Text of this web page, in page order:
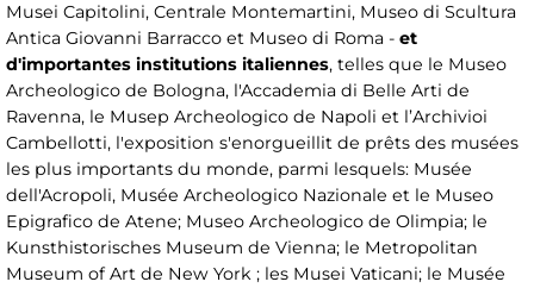
Musei Capitolini, Centrale Montemartini, Museo di Scultura
Antica Giovanni Barracco et Museo di Roma - et
d'importantes institutions italiennes, telles que le Museo
Archeologico de Bologna, l'Accademia di Belle Arti de
Ravenna, le Musep Archeologico de Napoli et l’Archivioi
Cambellotti, l'exposition s'enorgueillit de prêts des musées
les plus importants du monde, parmi lesquels: Musée
dell'Acropoli, Musée Archeologico Nazionale et le Museo
Epigrafico de Atene; Museo Archeologico de Olimpia; le
Kunsthistorisches Museum de Vienna; le Metropolitan
Museum of Art de New York ; les Musei Vaticani; le Musée